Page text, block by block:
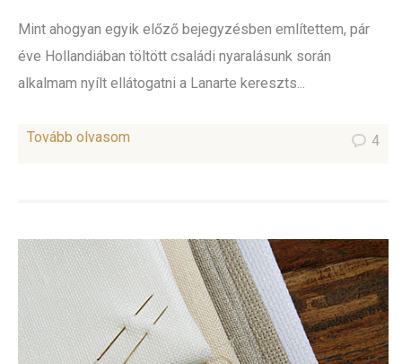
Mint ahogyan egyik előző bejegyzésben említettem, pár
éve Hollandiában töltött családi nyaralásunk során
alkalmam nyílt ellátogatni a Lanarte kereszts...
Tovább olvasom 4